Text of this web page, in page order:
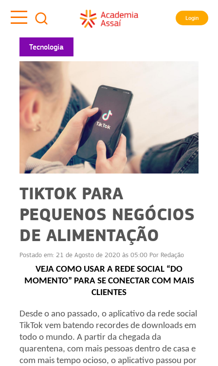
Login
Tecnologia
TIKTOK PARA
PEQUENOS NEGÓCIOS
DE ALIMENTAÇÃO
Postado em: 21 de Agosto de 2020 às 05:00 Por Redação
VEJA COMO USAR A REDE SOCIAL “DO
MOMENTO” PARA SE CONECTAR COM MAIS
CLIENTES
Desde o ano passado, o aplicativo da rede social
TikTok vem batendo recordes de downloads em
todo o mundo. A partir da chegada da
quarentena, com mais pessoas dentro de casa e
com mais tempo ocioso, o aplicativo passou por